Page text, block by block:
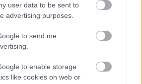
user data to be sent to
advertising purposes.
to send me
to enable storage
like cookies on web or
elzárja a pénzcsapot az
22.